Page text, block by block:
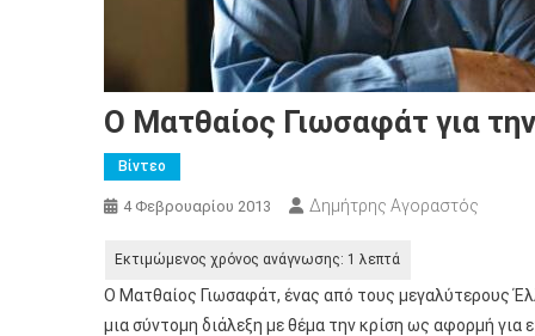
Ο Ματθαίος Γιωσαφάτ για
Βίντεο
4 Φεβρουαρίου 2013 Δημήτρης Αγοραστός
Ο Ματθαίος Γιωσαφάτ, ένας από τους μεγαλύτερους
μια σύντομη διάλεξη με θέμα την κρίση ως αφορμή